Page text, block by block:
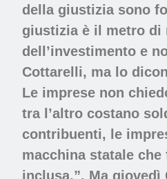
della giustizia sono
giustizia è il metro di
dell’investimento e
Cottarelli, ma lo
Le imprese non
tra l’altro costano
contribuenti, le
macchina statale
inclusa.”. Ma giovedì